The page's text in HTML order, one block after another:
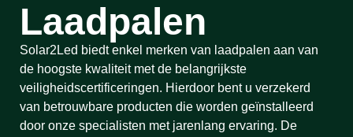
Laadpalen
Solar2Led biedt enkel merken van laadpalen aan van
de hoogste kwaliteit met de belangrijkste
veiligheidscertificeringen. Hierdoor bent u verzekerd
van betrouwbare producten die worden geïnstalleerd
door onze specialisten met jarenlang ervaring. De